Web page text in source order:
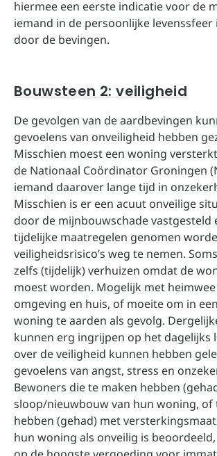
hiermee een eerste indicatie voor de
iemand in de persoonlijke levenssfeer
door de bevingen.
Bouwsteen 2: veiligheid
De gevolgen van de aardbevingen
gevoelens van onveiligheid hebben
Misschien moest een woning
de Nationaal Coördinator Groningen
iemand daarover lange tijd in
Misschien is er een acuut onveilige
door de mijnbouwschade vastgesteld
tijdelijke maatregelen genomen
veiligheidsrisico’s weg te nemen.
zelfs (tijdelijk) verhuizen omdat de
moest worden. Mogelijk met
omgeving en huis, of moeite om in
woning te aarden als gevolg.
kunnen erg ingrijpen op het dagelijks
over de veiligheid kunnen hebben
gevoelens van angst, stress en
Bewoners die te maken hebben
sloop/nieuwbouw van hun woning, of
hebben (gehad) met
hun woning als onveilig is